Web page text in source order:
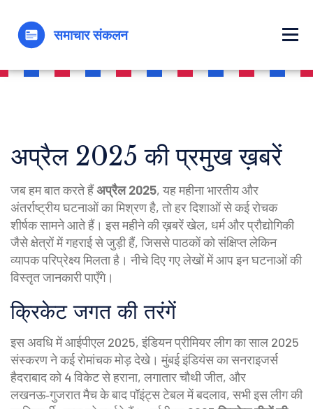
अप्रैल 2025 की प्रमुख ख़बरें
जब हम बात करते हैंअप्रैल 2025,यह महीना भारतीय और
अंतर्राष्ट्रीय घटनाओं का मिश्रण है, तो हर दिशाओं से कई रोचक
शीर्षक सामने आते हैं। इस महीने की ख़बरें खेल, धर्म और प्रौद्योगिकी
जैसे क्षेत्रों में गहराई से जुड़ी हैं, जिससे पाठकों को संक्षिप्त लेकिन
व्यापक परिप्रेक्ष्य मिलता है। नीचे दिए गए लेखों में आप इन घटनाओं की
विस्तृत जानकारी पाएँगे।
क्रिकेट जगत की तरंगें
इस अवधि मेंआईपीएल 2025,इंडियन प्रीमियर लीग का साल 2025
संस्करणने कई रोमांचक मोड़ देखे। मुंबई इंडियंस का सनराइजर्स
हैदराबाद को 4 विकेट से हराना, लगातार चौथी जीत, और
लखनऊ‑गुजरात मैच के बाद पॉइंट्स टेबल में बदलाव, सभी इस लीग की